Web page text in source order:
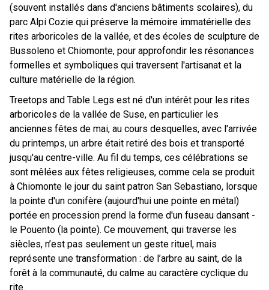
(souvent installés dans d'anciens bâtiments scolaires), du
parc Alpi Cozie qui préserve la mémoire immatérielle des
rites arboricoles de la vallée, et des écoles de sculpture de
Bussoleno et Chiomonte, pour approfondir les résonances
formelles et symboliques qui traversent l'artisanat et la
culture matérielle de la région.
Treetops and Table Legs est né d'un intérêt pour les rites
arboricoles de la vallée de Suse, en particulier les
anciennes fêtes de mai, au cours desquelles, avec l'arrivée
du printemps, un arbre était retiré des bois et transporté
jusqu'au centre-ville. Au fil du temps, ces célébrations se
sont mêlées aux fêtes religieuses, comme cela se produit
à Chiomonte le jour du saint patron San Sebastiano, lorsque
la pointe d'un conifère (aujourd'hui une pointe en métal)
portée en procession prend la forme d'un fuseau dansant -
le Pouento (la pointe). Ce mouvement, qui traverse les
siècles, n’est pas seulement un geste rituel, mais
représente une transformation : de l’arbre au saint, de la
forêt à la communauté, du calme au caractère cyclique du
rite.